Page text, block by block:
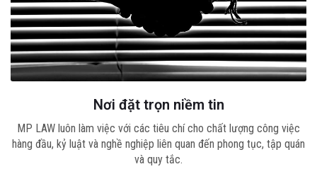
Nơi đặt trọn niềm tin
MP LAW luôn làm việc với các tiêu chí cho chất lượng công việc
hàng đầu, kỷ luật và nghề nghiệp liên quan đến phong tục, tập quán
và quy tắc.